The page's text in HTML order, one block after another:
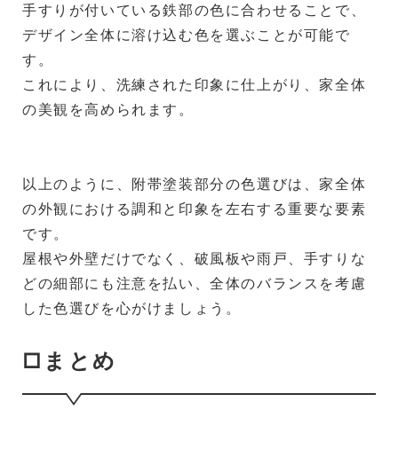
手すりが付いている鉄部の色に合わせることで、
デザイン全体に溶け込む色を選ぶことが可能で
す。
これにより、洗練された印象に仕上がり、家全体
の美観を高められます。
以上のように、附帯塗装部分の色選びは、家全体
の外観における調和と印象を左右する重要な要素
です。
屋根や外壁だけでなく、破風板や雨戸、手すりな
どの細部にも注意を払い、全体のバランスを考慮
した色選びを心がけましょう。
□まとめ